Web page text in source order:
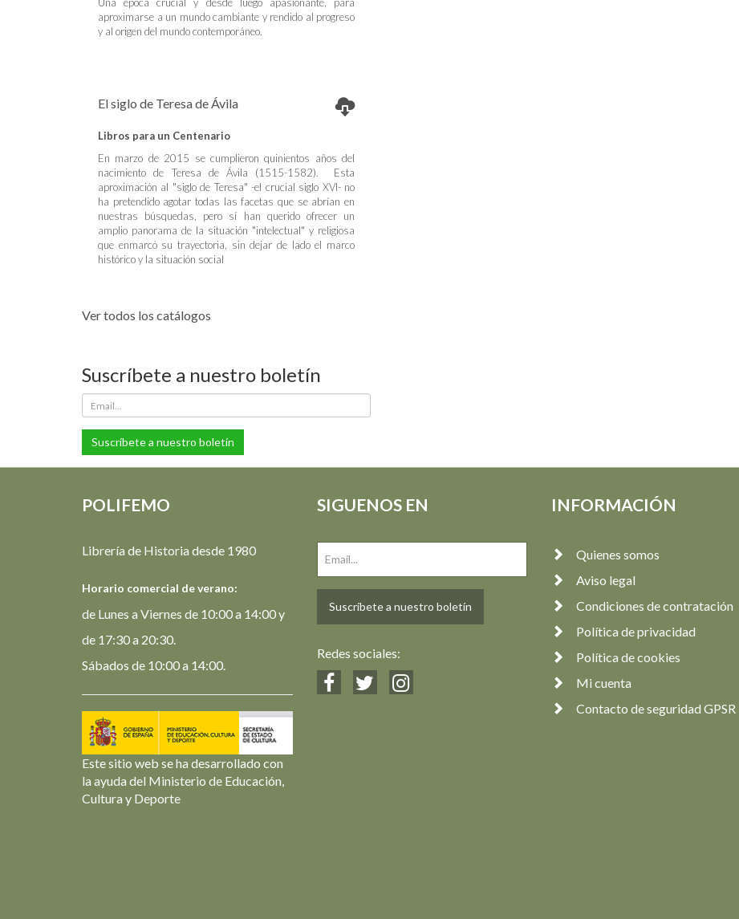
aproximarse a un mundo cambiante y rendido al progreso
y al origen del mundo contemporáneo.
El siglo de Teresa de Ávila
Libros para un Centenario
En marzo de 2015 se cumplieron quinientos años del
nacimiento de Teresa de Ávila (1515-1582). Esta
aproximación al "siglo de Teresa" -el crucial siglo XVI- no
ha pretendido agotar todas las facetas que se abrían en
nuestras búsquedas, pero sí han querido ofrecer un
amplio panorama de la situación "intelectual" y religiosa
que enmarcó su trayectoria, sin dejar de lado el marco
histórico y la situación social
Ver todos los catálogos
Suscríbete a nuestro boletín
Suscríbete a nuestro boletín
POLIFEMO
Librería de Historia desde 1980
Horario comercial de verano:
de Lunes a Viernes de 10:00 a 14:00 y
de 17:30 a 20:30.
Sábados de 10:00 a 14:00.
Este sitio web se ha desarrollado con
la ayuda del Ministerio de Educación,
Cultura y Deporte
SIGUENOS EN
Suscríbete a nuestro boletín
Redes sociales:
INFORMACIÓN
Quienes somos
Aviso legal
Condiciones de contratación
Política de privacidad
Política de cookies
Mi cuenta
Contacto de seguridad GPSR